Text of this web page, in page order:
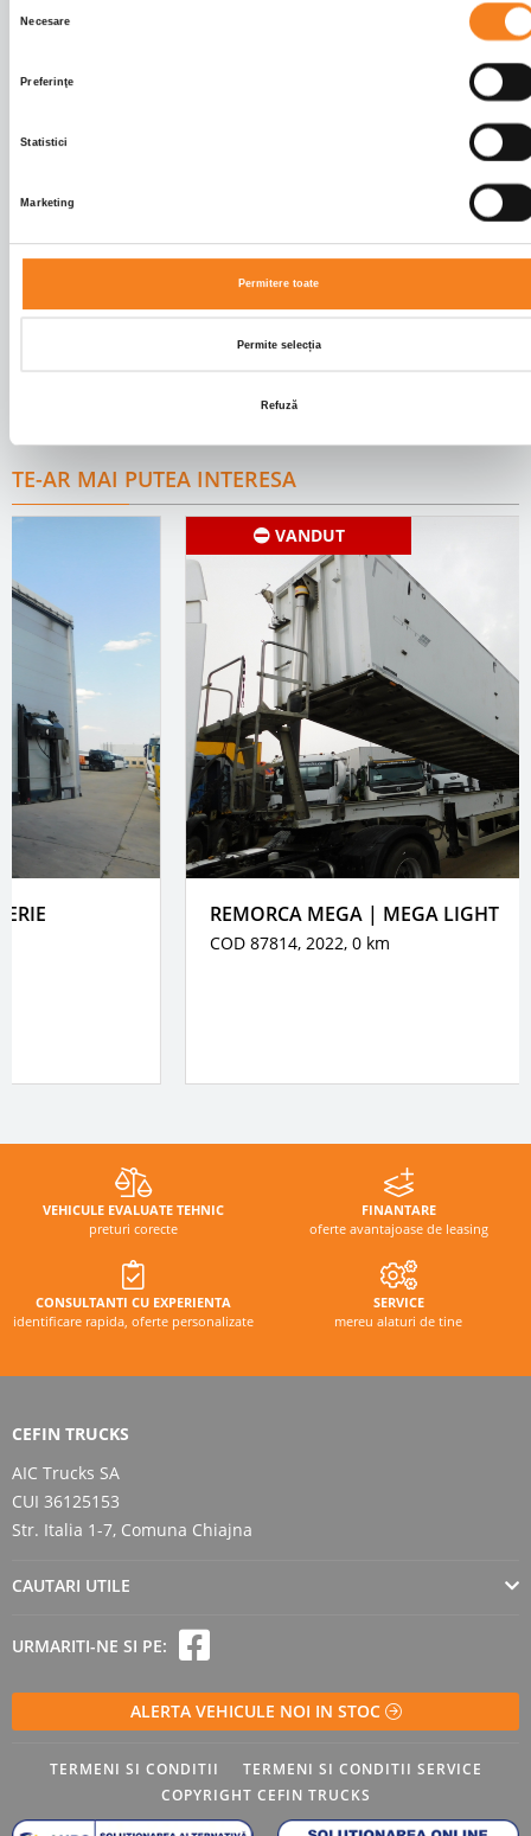
Necesare
Preferinţe
Statistici
Marketing
Permitere toate
Permite selecția
Refuză
Tip caroserie
Volum caroserie
DOTARI
ABS;HYDRAULICS;AXA LIFTANTA;USA SPATE
TE-AR MAI PUTEA INTERESA
REMORCA MEGA | MEGA LIGHT
0 km
VEHICULE EVALUATE TEHNIC
preturi corecte
FINANTARE
oferte avantajoase de leasing
CONSULTANTI CU EXPERIENTA
identificare rapida, oferte personalizate
SERVICE
mereu alaturi de tine
CEFIN TRUCKS
AIC Trucks SA
CUI 36125153
Str. Italia 1-7, Comuna Chiajna
CAUTARI UTILE
URMARITI-NE SI PE:
ALERTA VEHICULE NOI IN STOC
TERMENI SI CONDITII
TERMENI SI CONDITII SERVICE
COPYRIGHT CEFIN TRUCKS